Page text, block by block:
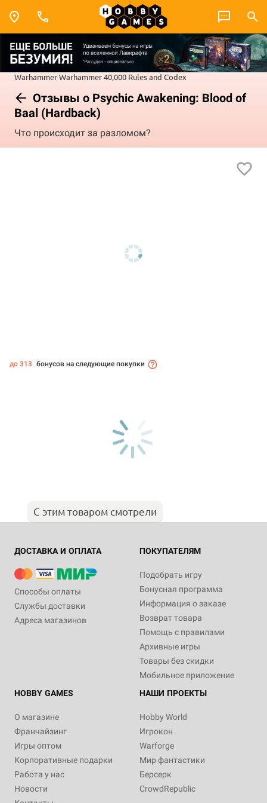
WarhammerWarhammer 40,000 Rules and Codex
Отзывы о Psychic Awakening: Blood of
Baal (Hardback)
Что происходит за разломом?
до 313 бонусов на следующие покупки
С этим товаром смотрели
ДОСТАВКА И ОПЛАТА
Способы оплаты
Службы доставки
Адреса магазинов
ПОКУПАТЕЛЯМ
Подобрать игру
Бонусная программа
Информация о заказе
Возврат товара
Помощь с правилами
Архивные игры
Товары без скидки
Мобильное приложение
HOBBY GAMES
О магазине
Франчайзинг
Игры оптом
Корпоративные подарки
Работа у нас
Новости
НАШИ ПРОЕКТЫ
Hobby World
Игрокон
Warforge
Мир фантастики
Берсерк
CrowdRepublic